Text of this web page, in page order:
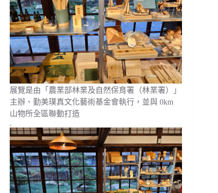
展覽是由「農業部林業及自然保育署（林業署）」
主辦、勤美璞真文化藝術基金會執行，並與 0km
山物所全區聯動打造
.